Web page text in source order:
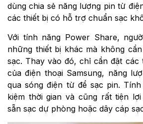
dùng chia sẻ năng lượng pin từ
các thiết bị có hỗ trợ chuẩn sạc
Với tính năng Power Share,
những thiết bị khác mà không
sạc. Thay vào đó, chỉ cần đặt các
của điện thoại Samsung, năng
qua sóng điện từ để sạc pin.
kiệm thời gian và cũng rất tiện
sẵn sạc dự phòng hoặc dây cáp